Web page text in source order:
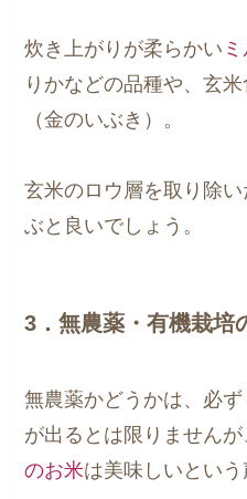
炊き上がりが柔らかい
りかなどの品種や、玄
（金のいぶき）。
玄米のロウ層を取り除
ぶと良いでしょう。
3．無農薬・有機栽培
無農薬かどうかは、必
が出るとは限りませんが
のお米は美味しいという